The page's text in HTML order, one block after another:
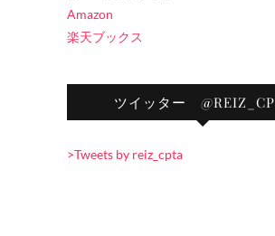
Amazon
楽天ブックス
ツイッター
>Tweets by reiz_cpta